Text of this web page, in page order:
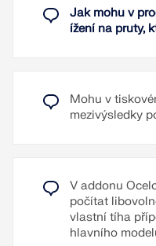
V případě
definovat vhodné
„Diagonála“, u
Přečíst si více
plastického
Konfiguraci
K vysvětlujícímu
čelní desky, patní
Automatické
Přečíst si více
Jak mohu v
ížení na pruty,
Mohu v
mezivýsledky
V addonu
počítat
vlastní tíha
hlavního